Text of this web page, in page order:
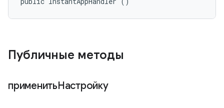
Публичные методы
применитьНастройку